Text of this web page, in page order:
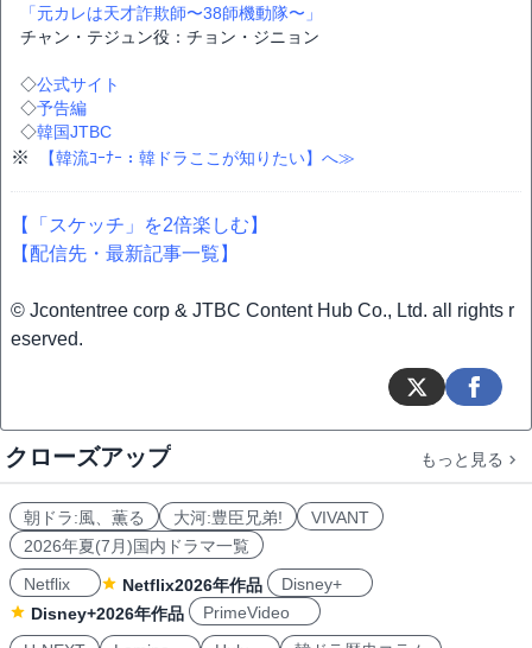
「元カレは天才詐欺師〜38師機動隊〜」
チャン・テジュン役：チョン・ジニョン
◇公式サイト
◇予告編
◇韓国JTBC
※ 【韓流ｺｰﾅｰ：韓ドラここが知りたい】へ≫
【「スケッチ」を2倍楽しむ】
【配信先・最新記事一覧】
© Jcontentree corp & JTBC Content Hub Co., Ltd. all rights r
eserved.
クローズアップ もっと見る
朝ドラ:風、薫る 大河:豊臣兄弟!
VIVANT
2026年夏(7月)国内ドラマ一覧
Netflix
Netflix2026年作品
Disney+
Disney+2026年作品
PrimeVideo